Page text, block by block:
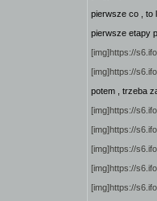
pierwsze co , to
pierwsze etapy
[img]https://
[img]https://
potem , trzeba
[img]https://
[img]https://
[img]https://
[img]https://
[img]https://